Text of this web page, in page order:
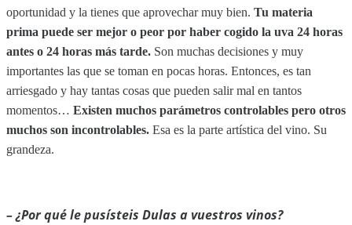
oportunidad y la tienes que aprovechar muy bien. Tu materia
prima puede ser mejor o peor por haber cogido la uva 24 horas
antes o 24 horas más tarde. Son muchas decisiones y muy
importantes las que se toman en pocas horas. Entonces, es tan
arriesgado y hay tantas cosas que pueden salir mal en tantos
momentos… Existen muchos parámetros controlables pero otros
muchos son incontrolables. Esa es la parte artística del vino. Su
grandeza.
– ¿Por qué le pusísteis Dulas a vuestros vinos?